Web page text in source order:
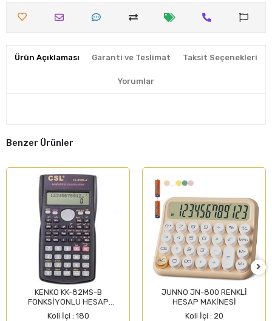
Ürün Açıklaması Garanti ve Teslimat Taksit Seçenekleri
Yorumlar
Benzer Ürünler
KENKO KK-82MS-B
FONKSİYONLU HESAP
MAKİNESİ
Koli İçi : 180
JUNNO JN-800 RENKLİ
HESAP MAKİNESİ
Koli İçi : 20